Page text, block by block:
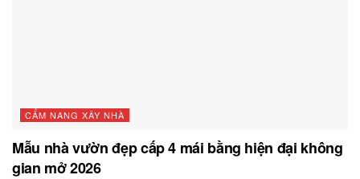
CẨM NANG XÂY NHÀ
Mẫu nhà vườn đẹp cấp 4 mái bằng hiện đại không
gian mở 2026